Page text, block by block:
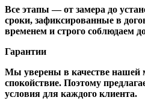
Все этапы — от замера до
сроки, зафиксированные в
временем и строго соблюдаем
Гарантии
Мы уверены в качестве нашей
спокойствие. Поэтому
условия для каждого клиента.